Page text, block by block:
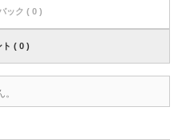
ック ( 0 )
ト ( 0 )